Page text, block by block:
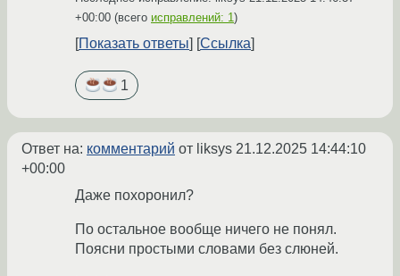
+00:00 (всего исправлений: 1 )
Показать ответы Ссылка
1
Ответ на: комментарий от liksys 21.12.2025 14:44:10
+00:00
Даже похоронил?
По остальное вообще ничего не понял.
Поясни простыми словами без слюней.